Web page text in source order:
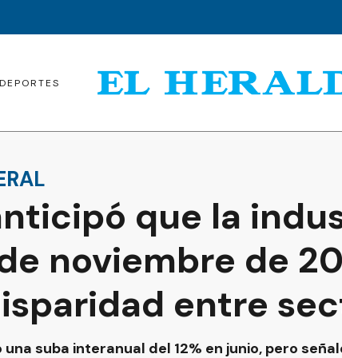
DEPORTES
que la
noviembre de
entre
una suba interanual del 12% en junio, pero